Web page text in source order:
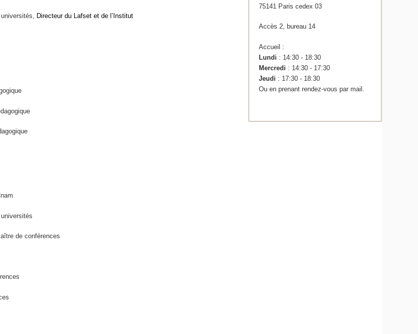
Directeur du Lafset et de l’Institut
de conférences
75141 Paris cedex 03
Accès 2, bureau 14
Accueil :
Lundi : 14:30 - 18:30
Mercredi : 14:30 - 17:30
Jeudi : 17:30 - 18:30
Ou en prenant rendez-vous par mail.